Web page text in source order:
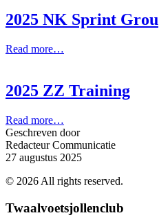
2025 NK Sprint Grou
Read more…
2025 ZZ Training
Read more…
Geschreven door
Redacteur Communicatie
27 augustus 2025
© 2026 All rights reserved.
Twaalvoetsjollenclub